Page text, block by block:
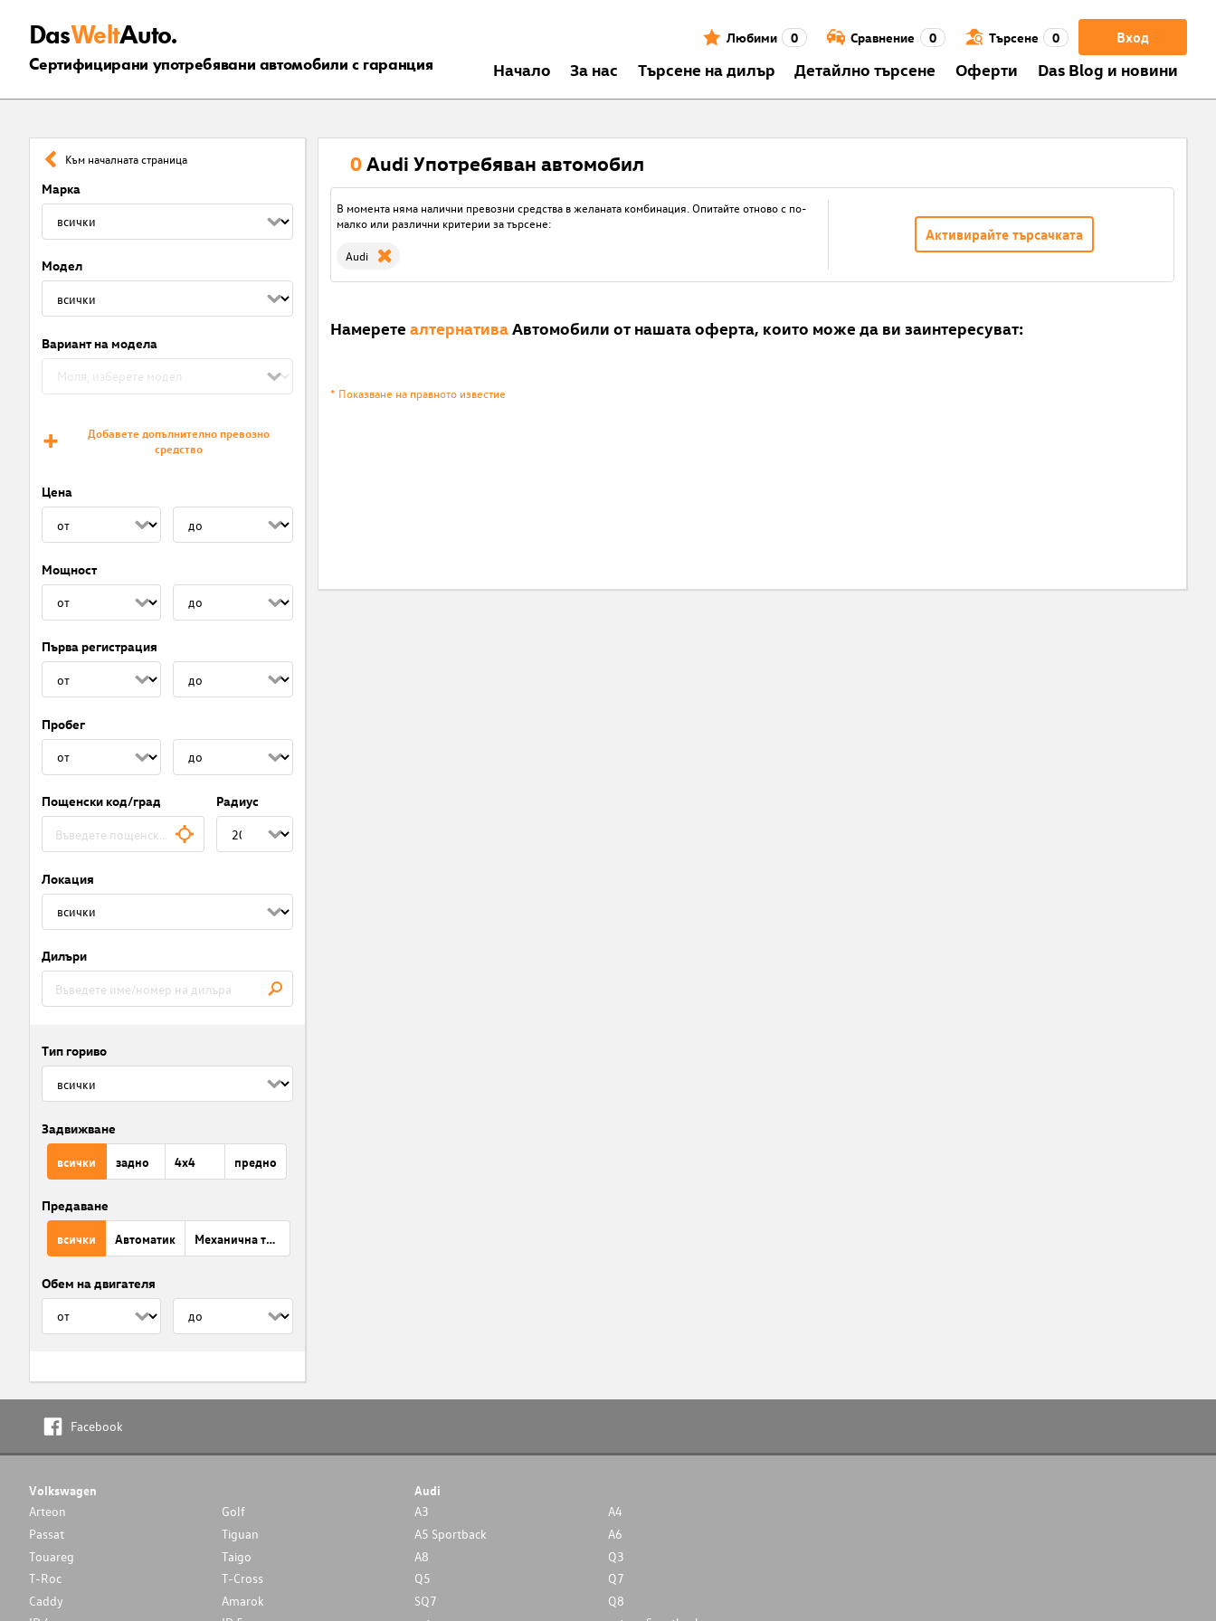
DasWeltAuto.
Сертифицирани употребявани автомобили с гаранция
Вход
Любими 0 Сравнение 0 Търсене 0
Началo За нас Търсене на дилър Детайлно търсене Оферти Das Blog и новини
Към началната страница
Марка
Модел
Вариант на модела
Добавете допълнително превозно
средство
Цена
Мощност
Първа регистрация
Пробег
Пощенски код/град Радиус
Локация
Дилъри
Тип гориво
Задвижване
всички задно 4x4 предно
Предаване
всички Автоматик Механична трансмисия
Обем на двигателя
0 Audi Употребяван автомобил
В момента няма налични превозни средства в желаната комбинация. Опитайте отново с по-
малко или различни критерии за търсене:
Audi
Активирайте търсачката
Намерете алтернатива Автомобили от нашата оферта, които може да ви заинтересуват:
* Показване на правното известие
Facebook
Volkswagen
Arteon
Golf
Passat
Tiguan
Touareg
Taigo
T-Roc
T-Cross
Caddy
Amarok
Audi
A3
A4
A5 Sportback
A6
A8
Q3
Q5
Q7
SQ7
Q8